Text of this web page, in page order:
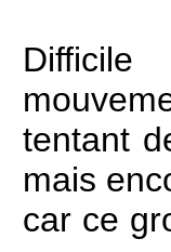
tentant
mais
car ce